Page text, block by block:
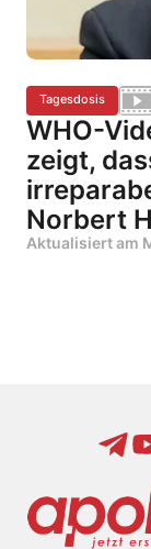
Tagesdosis
WHO-
zeigt,
Norbert
Aktualisiert am